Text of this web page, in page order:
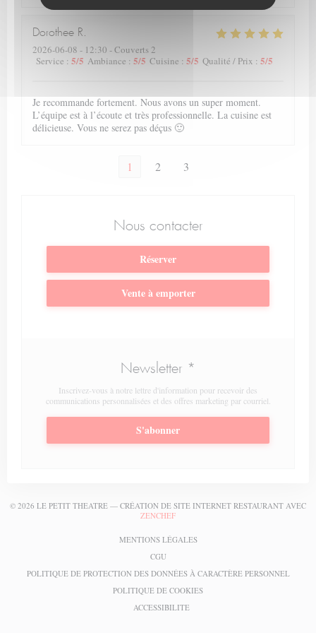
Dorothee R
2026-06-08 - 12:30 - Couverts 2
Service : 5/5 Ambiance : 5/5 Cuisine : 5/5 Qualité / Prix : 5/5
Je recommande fortement. Nous avons un super moment.
L’équipe est à l’écoute et très professionnelle. La cuisine est
délicieuse. Vous ne serez pas déçus 🙂
1 2 3
Nous contacter
Réserver
Vente à emporter
Newsletter *
Inscrivez-vous à notre lettre d'information pour recevoir des
communications personnalisées et des offres marketing par courriel.
S'abonner
© 2026 LE PETIT THEATRE — CRÉATION DE SITE INTERNET RESTAURANT AVEC
ZENCHEF((OUVRE UNE NOUVELLE FENÊTRE))
MENTIONS LÉGALES((OUVRE UNE NOUVELLE
CGU((OUVRE UNE NOUVELLE FENÊTRE))
POLITIQUE DE PROTECTION DES DONNÉES À CARACTÈRE PERSONNEL
POLITIQUE DE COOKIES((OUVRE UNE NOUVELLE
ACCESSIBILITE((OUVRE UNE NOUVELLE